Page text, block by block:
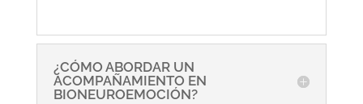
¿CÓMO ABORDAR UN
ACOMPAÑAMIENTO EN
BIONEUROEMOCIÓN?